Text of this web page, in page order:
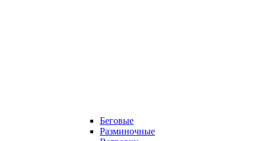
Беговые
Разминочные